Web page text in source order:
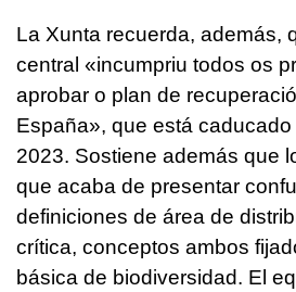
La Xunta recuerda, además,
central «incumpriu todos os
aprobar o plan de
España», que está
2023. Sostiene además que
que acaba de presentar
definiciones de área de
crítica, conceptos ambos
básica de biodiversidad. El